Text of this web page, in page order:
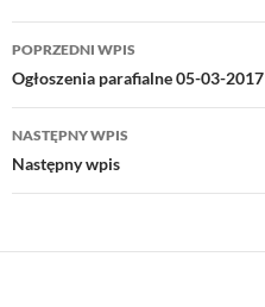
Nawigacja
wpisu
POPRZEDNI WPIS
Ogłoszenia parafialne 05-03-2017
NASTĘPNY WPIS
Następny wpis